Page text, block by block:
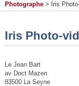
Photographe > Iris
Iris Photo-
Le Jean Bart
av Doct Mazen
83500 La Seyne